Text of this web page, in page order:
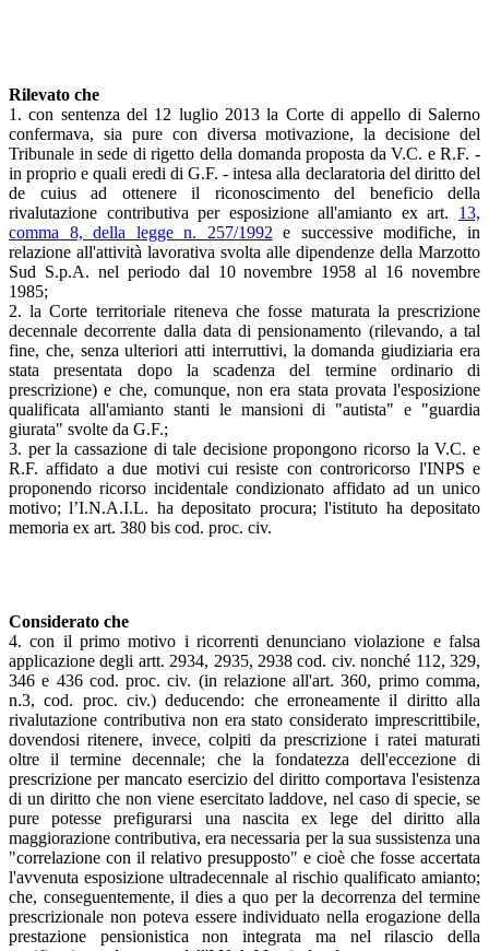
Rilevato che
1. con sentenza del 12 luglio 2013 la Corte di appello di Salerno
confermava, sia pure con diversa motivazione, la decisione del
Tribunale in sede di rigetto della domanda proposta da V.C. e R.F. -
in proprio e quali eredi di G.F. - intesa alla declaratoria del diritto del
de cuius ad ottenere il riconoscimento del beneficio della
rivalutazione contributiva per esposizione all'amianto ex art. 13,
comma 8, della legge n. 257/1992 e successive modifiche, in
relazione all'attività lavorativa svolta alle dipendenze della Marzotto
Sud S.p.A. nel periodo dal 10 novembre 1958 al 16 novembre
1985;
2. la Corte territoriale riteneva che fosse maturata la prescrizione
decennale decorrente dalla data di pensionamento (rilevando, a tal
fine, che, senza ulteriori atti interruttivi, la domanda giudiziaria era
stata presentata dopo la scadenza del termine ordinario di
prescrizione) e che, comunque, non era stata provata l'esposizione
qualificata all'amianto stanti le mansioni di "autista" e "guardia
giurata" svolte da G.F.;
3. per la cassazione di tale decisione propongono ricorso la V.C. e
R.F. affidato a due motivi cui resiste con controricorso l'INPS e
proponendo ricorso incidentale condizionato affidato ad un unico
motivo; l’I.N.A.I.L. ha depositato procura; l'istituto ha depositato
memoria ex art. 380 bis cod. proc. civ.
Considerato che
4. con il primo motivo i ricorrenti denunciano violazione e falsa
applicazione degli artt. 2934, 2935, 2938 cod. civ. nonché 112, 329,
346 e 436 cod. proc. civ. (in relazione all'art. 360, primo comma,
n.3, cod. proc. civ.) deducendo: che erroneamente il diritto alla
rivalutazione contributiva non era stato considerato imprescrittibile,
dovendosi ritenere, invece, colpiti da prescrizione i ratei maturati
oltre il termine decennale; che la fondatezza dell'eccezione di
prescrizione per mancato esercizio del diritto comportava l'esistenza
di un diritto che non viene esercitato laddove, nel caso di specie, se
pure potesse prefigurarsi una nascita ex lege del diritto alla
maggiorazione contributiva, era necessaria per la sua sussistenza una
"correlazione con il relativo presupposto" e cioè che fosse accertata
l'avvenuta esposizione ultradecennale al rischio qualificato amianto;
che, conseguentemente, il dies a quo per la decorrenza del termine
prescrizionale non poteva essere individuato nella erogazione della
prestazione pensionistica non integrata ma nel rilascio della